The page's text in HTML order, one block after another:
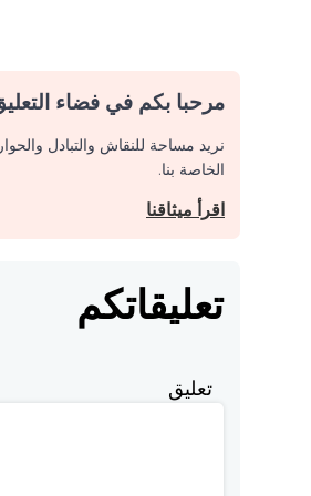
مرحبا بكم في فضاء
نريد مساحة للنقاش والتبادل
الخاصة بنا.
اقرأ ميثاقنا
تعليقاتكم
تعليق